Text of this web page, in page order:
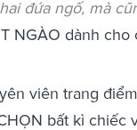
đứa ngố, mà
NGÀO dành
viên trang
bất kì chiếc